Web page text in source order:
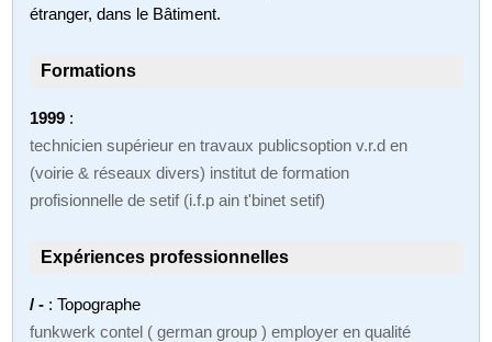
étranger, dans le Bâtiment.
Formations
1999 :
technicien supérieur en travaux publicsoption v.r.d en
(voirie & réseaux divers) institut de formation
profisionnelle de setif (i.f.p ain t'binet setif)
Expériences professionnelles
/ - : Topographe
funkwerk contel ( german group ) employer en qualité